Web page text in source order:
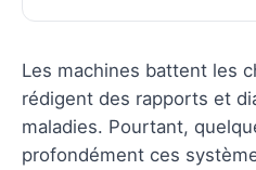
Nature de l'intelligence
Applications pratiques
Limites et défis
Questions fréquentes
Les machines battent les
rédigent des rapports et
maladies. Pourtant,
profondément ces